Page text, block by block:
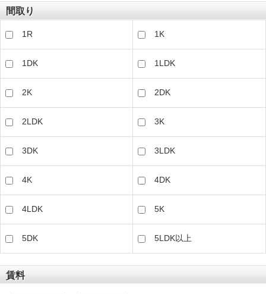
間取り
1R 1K
1DK 1LDK
2K 2DK
2LDK 3K
3DK 3LDK
4K 4DK
4LDK 5K
5DK 5LDK以上
賃料